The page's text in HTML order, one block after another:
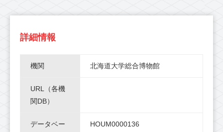
詳細情報
機関 北海道大学総合博物館
URL（各機
関DB）
データベー
HOUM0000136